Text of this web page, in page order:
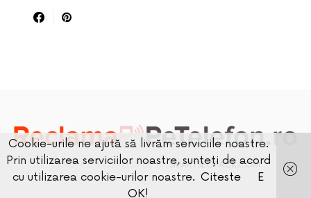
DESIGNED & DEVELOPED BY SMARTSEOPACK.COM
Cookie-urile ne ajută să livrăm serviciile noastre.
Prin utilizarea serviciilor noastre, sunteți de acord
cu utilizarea cookie-urilor noastre. Citeste
E
OK!